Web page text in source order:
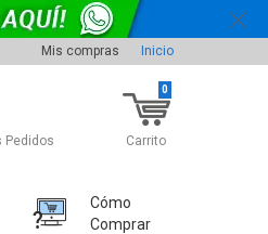
Mis compras Inicio
Pedidos Carrito
0
Cómo
Comprar